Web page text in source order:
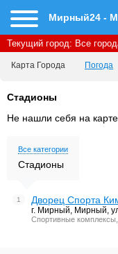
Мирный24 -
Текущий город: Все
Карта Города Погода
Стадионы
Не нашли себя на
Все категории
Стадионы
1 Дворец Спорта
г. Мирный, Мирный,
Спортивные